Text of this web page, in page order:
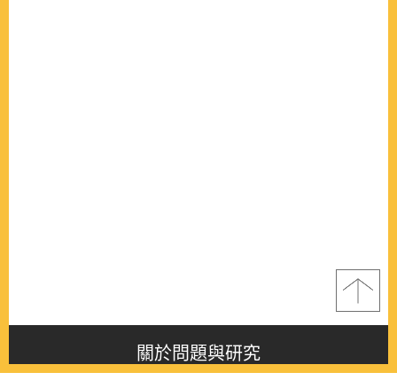
關於問題與研究
About this journal